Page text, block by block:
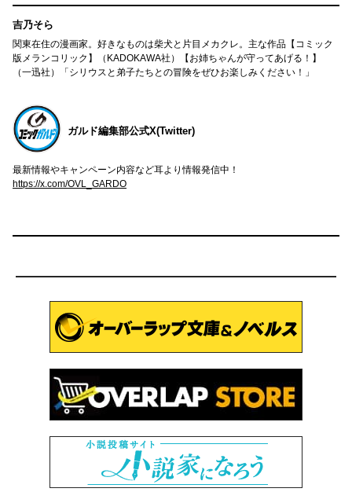
吉乃そら
関東在住の漫画家。好きなものは柴犬と片目メカクレ。主な作品【コミック
版メランコリック】（KADOKAWA社）【お姉ちゃんが守ってあげる！】
（一迅社）「シリウスと弟子たちとの冒険をぜひお楽しみください！」
ガルド編集部公式X(Twitter)
最新情報やキャンペーン内容など耳より情報発信中！
https://x.com/OVL_GARDO